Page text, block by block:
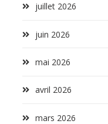
juillet 2026
juin 2026
mai 2026
avril 2026
mars 2026